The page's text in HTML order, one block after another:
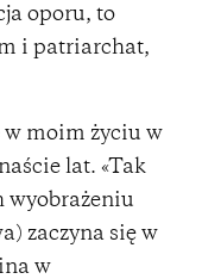
oporu, to
i patriarchat,
w moim życiu w
lat. «Tak
wyobrażeniu
zaczyna się w
w